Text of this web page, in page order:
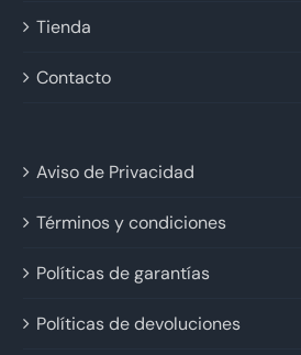
Tienda
Contacto
Aviso de Privacidad
Términos y condiciones
Políticas de garantías
Políticas de devoluciones